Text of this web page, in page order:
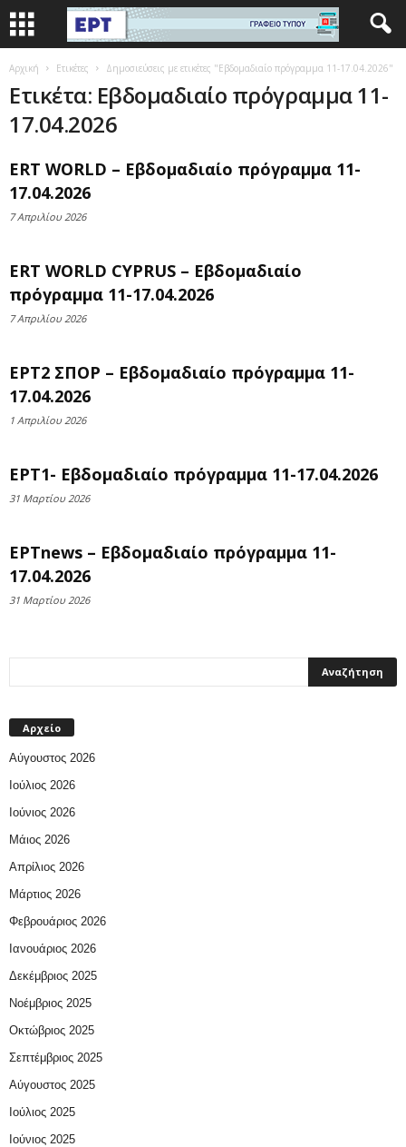
Αρχική Ετικέτες Δημοσιεύσεις με ετικέτες "Εβδομαδιαίο πρόγραμμα 11-17.04.2026"
Ετικέτα: Εβδομαδιαίο πρόγραμμα 11-
17.04.2026
ERT WORLD – Εβδομαδιαίο πρόγραμμα 11-
17.04.2026
7 Απριλίου 2026
ERT WORLD CYPRUS – Εβδομαδιαίο
πρόγραμμα 11-17.04.2026
7 Απριλίου 2026
ΕΡΤ2 ΣΠΟΡ – Εβδομαδιαίο πρόγραμμα 11-
17.04.2026
1 Απριλίου 2026
ΕΡΤ1- Εβδομαδιαίο πρόγραμμα 11-17.04.2026
31 Μαρτίου 2026
ΕΡΤnews – Εβδομαδιαίο πρόγραμμα 11-
17.04.2026
31 Μαρτίου 2026
Αρχείο
Αύγουστος 2026
Ιούλιος 2026
Ιούνιος 2026
Μάιος 2026
Απρίλιος 2026
Μάρτιος 2026
Φεβρουάριος 2026
Ιανουάριος 2026
Δεκέμβριος 2025
Νοέμβριος 2025
Οκτώβριος 2025
Σεπτέμβριος 2025
Αύγουστος 2025
Ιούλιος 2025
Ιούνιος 2025